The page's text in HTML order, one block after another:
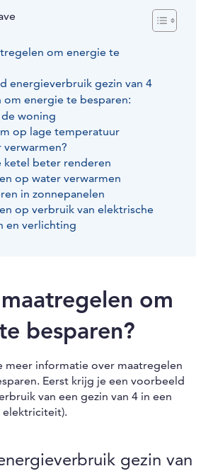
om energie te
energieverbruik gezin van 4
om energie te besparen:
woning
op lage temperatuur
ketel beter renderen
op water verwarmen
in zonnepanelen
op verbruik van elektrische
en verlichting
om
besparen?
meer informatie over maatregelen
Eerst krijg je een voorbeeld
van een gezin van 4 in een
elektriciteit).
gezin van